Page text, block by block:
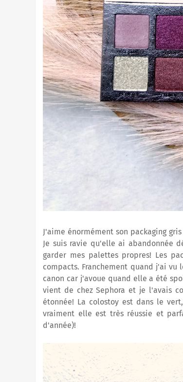
J'aime énormément son packaging
Je suis ravie qu'elle ai abandonnée
garder mes palettes propres! Les
compacts. Franchement quand j'ai
canon car j'avoue quand elle a été
vient de chez Sephora et je l'avais
étonnée! La colostoy est dans le
vraiment elle est très réussie et
d'année)!